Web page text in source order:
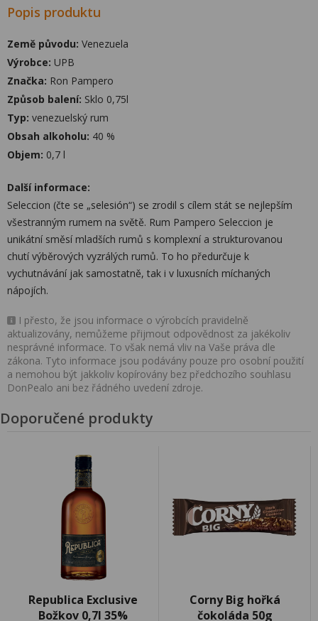
Popis produktu
Země původu: Venezuela
Výrobce: UPB
Značka: Ron Pampero
Způsob balení: Sklo 0,75l
Typ: venezuelský rum
Obsah alkoholu: 40 %
Objem: 0,7 l
Další informace:
Seleccion (čte se „selesión“) se zrodil s cílem stát se nejlepším
všestranným rumem na světě. Rum Pampero Seleccion je
unikátní směsí mladších rumů s komplexní a strukturovanou
chutí výběrových vyzrálých rumů. To ho předurčuje k
vychutnávání jak samostatně, tak i v luxusních míchaných
nápojích.
I přesto, že jsou informace o výrobcích pravidelně
aktualizovány, nemůžeme přijmout odpovědnost za jakékoliv
nesprávné informace. To však nemá vliv na Vaše práva dle
zákona. Tyto informace jsou podávány pouze pro osobní použití
a nemohou být jakkoliv kopírovány bez předchozího souhlasu
DonPealo ani bez řádného uvedení zdroje.
Doporučené produkty
Republica Exclusive
Božkov 0,7l 35%
Corny Big hořká
čokoláda 50g